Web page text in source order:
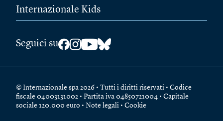
Internazionale Kids
Seguici su
© Internazionale spa 2026 • Tutti i diritti riservati • Codice
fiscale 04003131002 • Partita iva 04850721004 • Capitale
sociale 120.000 euro • Note legali • Cookie